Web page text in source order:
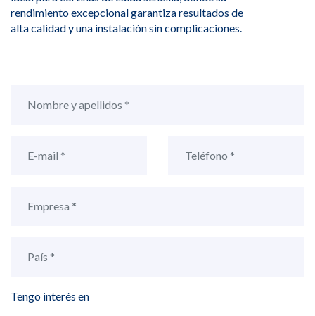
rendimiento excepcional garantiza resultados de
alta calidad y una instalación sin complicaciones.
Tengo interés en